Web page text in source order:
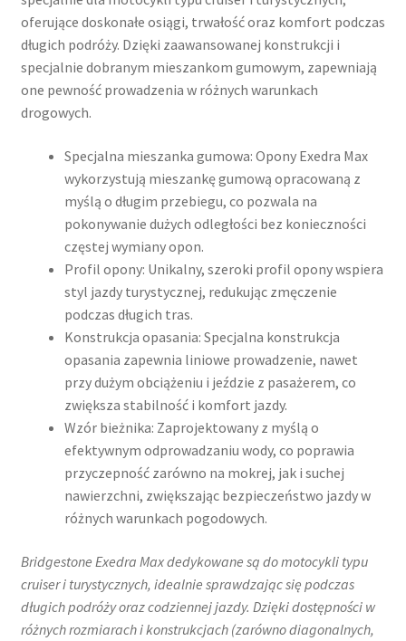
oferujące doskonałe osiągi, trwałość oraz komfort podczas
długich podróży. Dzięki zaawansowanej konstrukcji i
specjalnie dobranym mieszankom gumowym, zapewniają
one pewność prowadzenia w różnych warunkach
drogowych.
Specjalna mieszanka gumowa: Opony Exedra Max
wykorzystują mieszankę gumową opracowaną z
myślą o długim przebiegu, co pozwala na
pokonywanie dużych odległości bez konieczności
częstej wymiany opon.
Profil opony: Unikalny, szeroki profil opony wspiera
styl jazdy turystycznej, redukując zmęczenie
podczas długich tras.
Konstrukcja opasania: Specjalna konstrukcja
opasania zapewnia liniowe prowadzenie, nawet
przy dużym obciążeniu i jeździe z pasażerem, co
zwiększa stabilność i komfort jazdy.
Wzór bieżnika: Zaprojektowany z myślą o
efektywnym odprowadzaniu wody, co poprawia
przyczepność zarówno na mokrej, jak i suchej
nawierzchni, zwiększając bezpieczeństwo jazdy w
różnych warunkach pogodowych.
Bridgestone Exedra Max dedykowane są do motocykli typu
cruiser i turystycznych, idealnie sprawdzając się podczas
długich podróży oraz codziennej jazdy. Dzięki dostępności w
różnych rozmiarach i konstrukcjach (zarówno diagonalnych,